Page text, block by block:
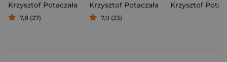
Krzysztof Potaczała
7,8 (27)
Krzysztof Potaczała
7,0 (23)
Krzysztof